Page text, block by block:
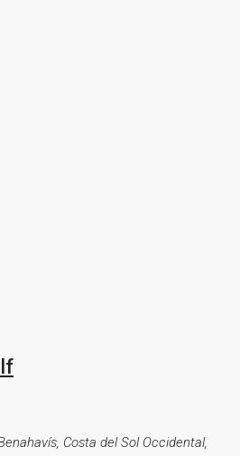
Costa del Sol Occidental,